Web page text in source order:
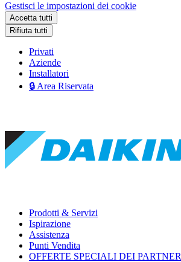
Gestisci le impostazioni dei cookie
Accetta tutti
Rifiuta tutti
Privati
Aziende
Installatori
🔒 Area Riservata
Prodotti & Servizi
Ispirazione
Assistenza
Punti Vendita
OFFERTE SPECIALI DEI PARTNER